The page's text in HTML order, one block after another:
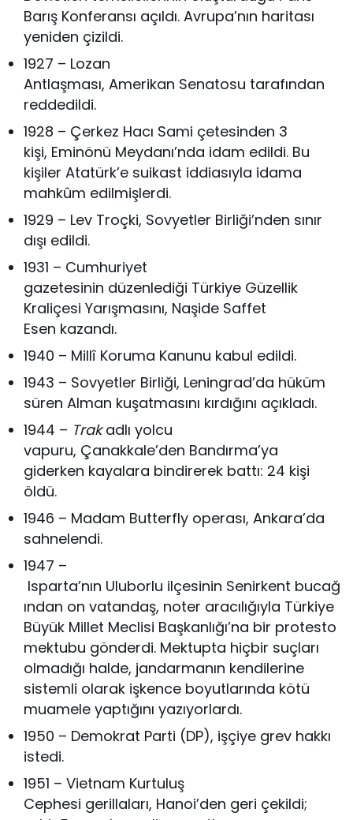
Barış Konferansı açıldı. Avrupa’nın haritası
yeniden çizildi.
1927 – Lozan
Antlaşması, Amerikan Senatosu tarafından
reddedildi.
1928 – Çerkez Hacı Sami çetesinden 3
kişi, Eminönü Meydanı’nda idam edildi. Bu
kişiler Atatürk’e suikast iddiasıyla idama
mahkûm edilmişlerdi.
1929 – Lev Troçki, Sovyetler Birliği’nden sınır
dışı edildi.
1931 – Cumhuriyet
gazetesinin düzenlediği Türkiye Güzellik
Kraliçesi Yarışmasını, Naşide Saffet
Esen kazandı.
1940 – Millî Koruma Kanunu kabul edildi.
1943 – Sovyetler Birliği, Leningrad’da hüküm
süren Alman kuşatmasını kırdığını açıkladı.
1944 – Trakadlı yolcu
vapuru, Çanakkale’den Bandırma’ya
giderken kayalara bindirerek battı: 24 kişi
öldü.
1946 – Madam Butterfly operası, Ankara’da
sahnelendi.
1947 –
Isparta’nın Uluborlu ilçesinin Senirkent bucağ
ından on vatandaş, noter aracılığıyla Türkiye
Büyük Millet Meclisi Başkanlığı’na bir protesto
mektubu gönderdi. Mektupta hiçbir suçları
olmadığı halde, jandarmanın kendilerine
sistemli olarak işkence boyutlarında kötü
muamele yaptığını yazıyorlardı.
1950 – Demokrat Parti (DP), işçiye grev hakkı
istedi.
1951 – Vietnam Kurtuluş
Cephesi gerillaları, Hanoi’den geri çekildi;